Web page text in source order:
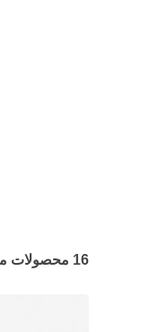
16 محصولات مشابه در شاخه های مختلف: